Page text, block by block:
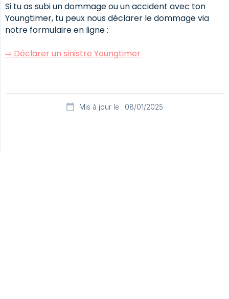
Si tu as subi un dommage ou un accident avec ton
Youngtimer, tu peux nous déclarer le dommage via
notre formulaire en ligne :
⇨ Déclarer un sinistre Youngtimer
Mis à jour le : 08/01/2025